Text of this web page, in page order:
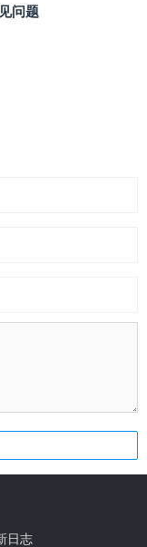
问题
日志